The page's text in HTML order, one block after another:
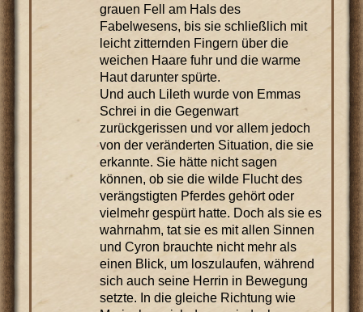
grauen Fell am Hals des
Fabelwesens, bis sie schließlich mit
leicht zitternden Fingern über die
weichen Haare fuhr und die warme
Haut darunter spürte.
Und auch Lileth wurde von Emmas
Schrei in die Gegenwart
zurückgerissen und vor allem jedoch
von der veränderten Situation, die sie
erkannte. Sie hätte nicht sagen
können, ob sie die wilde Flucht des
verängstigten Pferdes gehört oder
vielmehr gespürt hatte. Doch als sie es
wahrnahm, tat sie es mit allen Sinnen
und Cyron brauchte nicht mehr als
einen Blick, um loszulaufen, während
sich auch seine Herrin in Bewegung
setzte. In die gleiche Richtung wie